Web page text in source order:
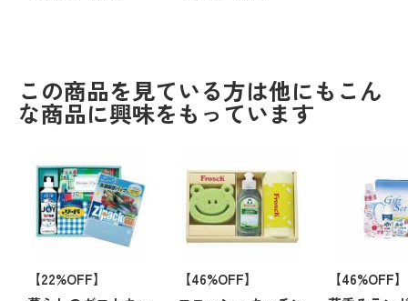
この商品を見ている方は他にもこん
な商品に興味をもっています
【22%OFF】
【46%OFF】
【46%OFF】